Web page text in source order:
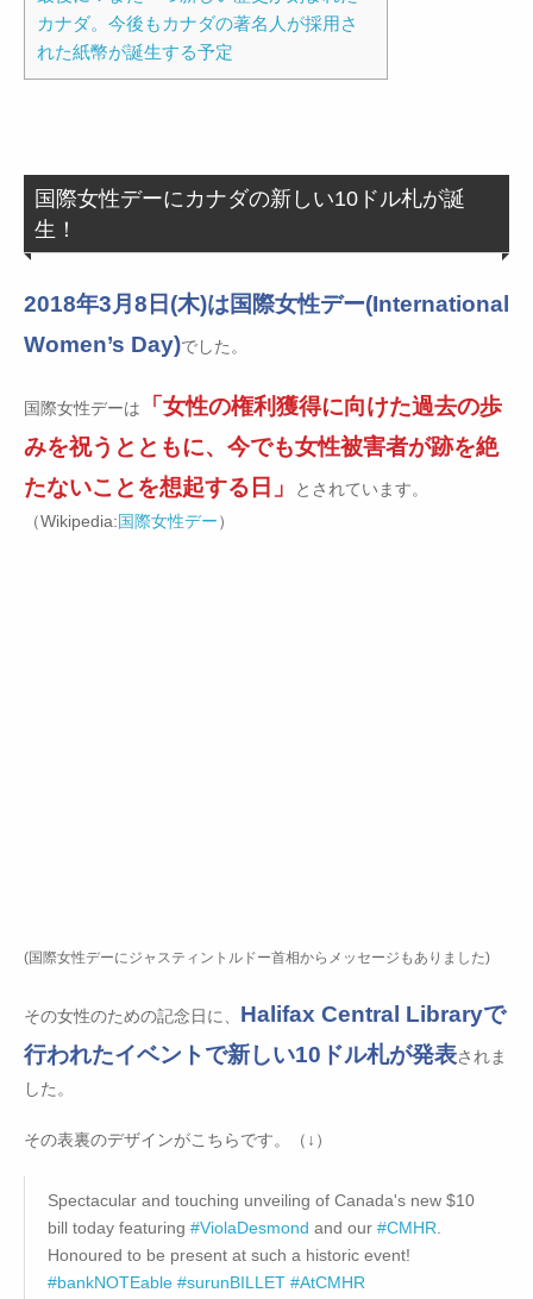
カナダ。今後もカナダの著名人が採用さ
れた紙幣が誕生する予定
国際女性デーにカナダの新しい10ドル札が誕
生！
2018年3月8日(木)は国際女性デー(International
Women’s Day)でした。
国際女性デーは
「女性の権利獲得に向けた過去の歩
みを祝うとともに、今でも女性被害者が跡を絶
たないことを想起する日」
とされています。
（Wikipedia:国際女性デー）
(国際女性デーにジャスティントルドー首相からメッセージもありました)
その女性のための記念日に、 Halifax Central Libraryで
行われたイベントで新しい10ドル札が発表されま
した。
その表裏のデザインがこちらです。（↓）
Spectacular and touching unveiling of Canada's new $10
bill today featuring #ViolaDesmond and our #CMHR
Honoured to be present at such a historic event!
#bankNOTEable #surunBILLET #AtCMHR